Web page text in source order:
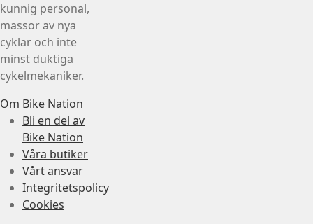
kunnig personal,
massor av nya
cyklar och inte
minst duktiga
cykelmekaniker.
Om Bike Nation
Bli en del av
Bike Nation
Våra butiker
Vårt ansvar
Integritetspolicy
Cookies